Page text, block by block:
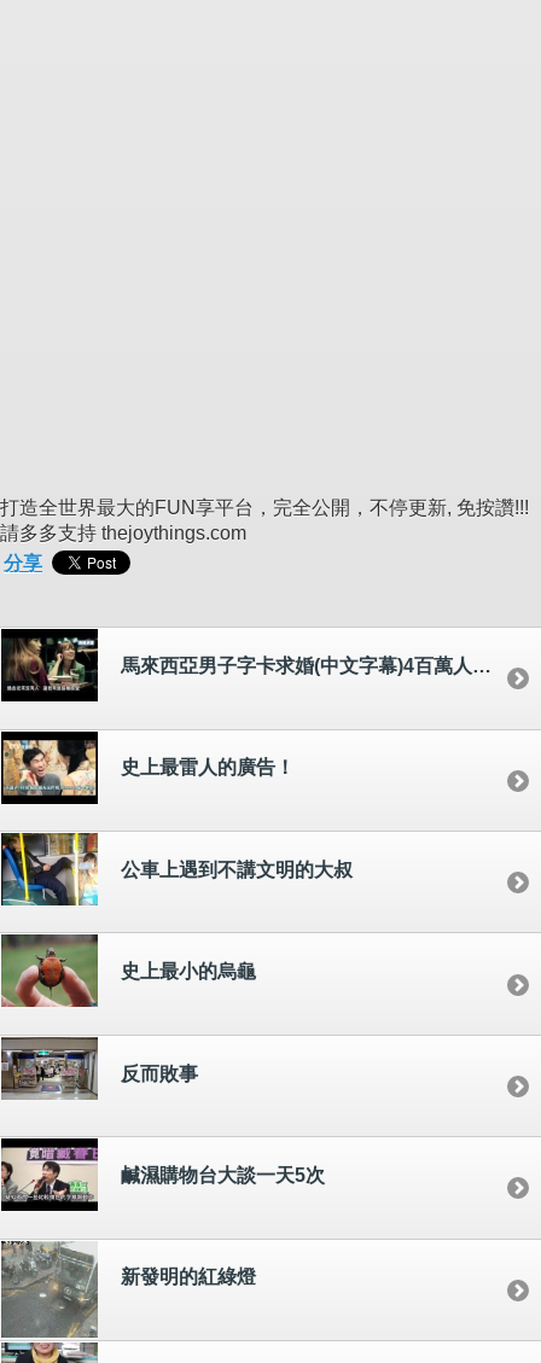
打造全世界最大的FUN享平台，完全公開，不停更新, 免按讚!!!
請多多支持 thejoythings.com
分享
馬來西亞男子字卡求婚(中文字幕)4百萬人點閱
史上最雷人的廣告！
公車上遇到不講文明的大叔
史上最小的烏龜
反而敗事
鹹濕購物台大談一天5次
新發明的紅綠燈